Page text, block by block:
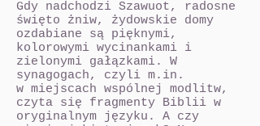
Gdy nadchodzi Szawuot, radosne
święto żniw, żydowskie domy
ozdabiane są pięknymi,
kolorowymi wycinankami i
zielonymi gałązkami. W
synagogach, czyli m.in.
w miejscach wspólnej modlitw,
czyta się fragmenty Biblii w
oryginalnym języku. A czy